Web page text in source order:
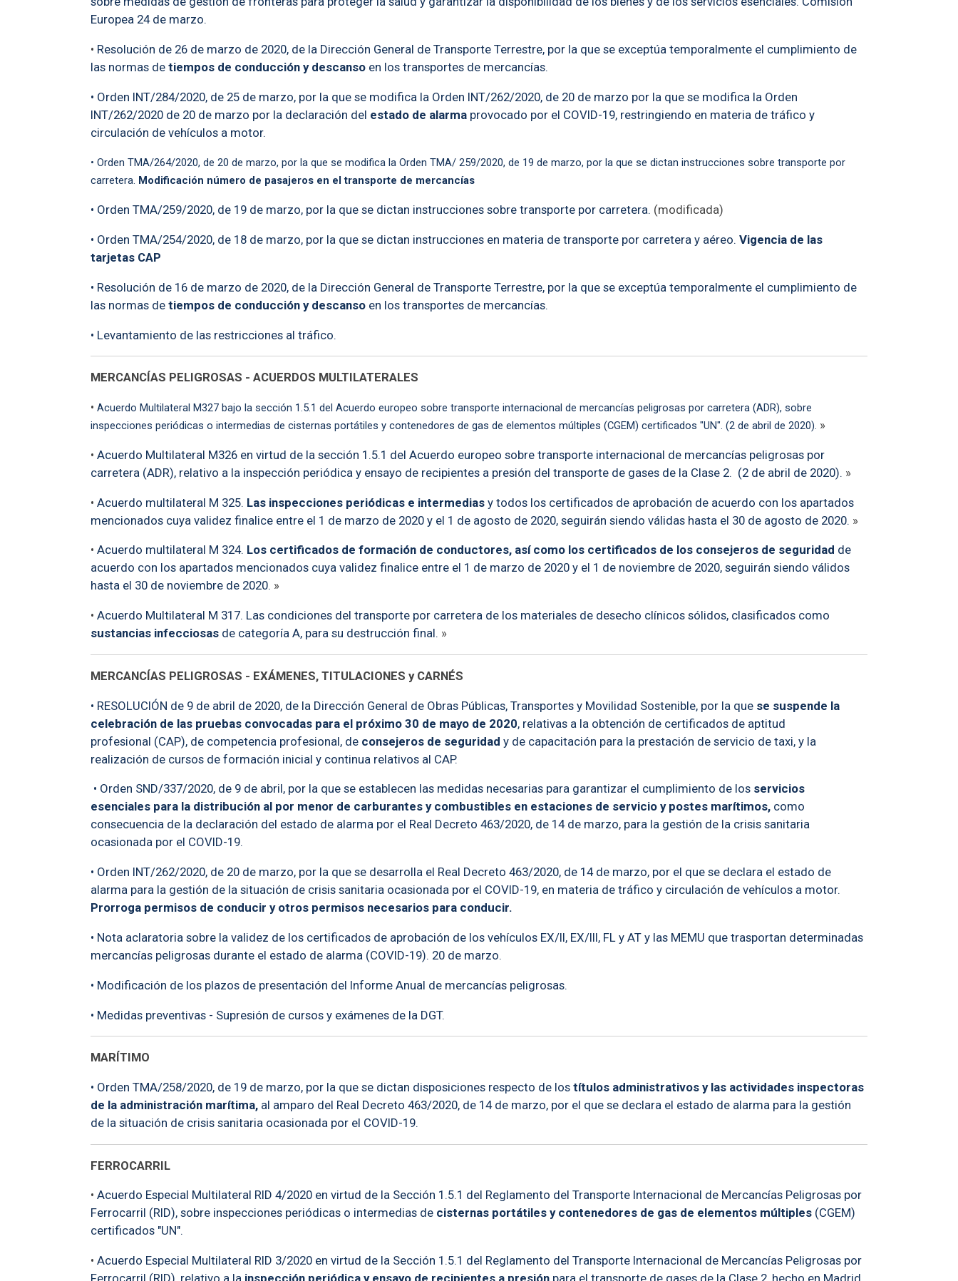
Europea 24 de marzo.
• Resolución de 26 de marzo de 2020, de la Dirección General de Transporte Terrestre, por la que se exceptúa temporalmente el cumplimiento de
las normas detiempos de conducción y descanso en los transportes de mercancías.
• Orden INT/284/2020, de 25 de marzo, por la que se modifica la Orden INT/262/2020, de 20 de marzo por la que se modifica la Orden
INT/262/2020 de 20 de marzo por la declaración del estado de alarma provocado por el COVID-19, restringiendo en materia de tráfico y
circulación de vehículos a motor.
• Orden TMA/264/2020, de 20 de marzo, por la que se modifica la Orden TMA/ 259/2020, de 19 de marzo, por la que se dictan instrucciones sobre transporte por
carretera. Modificación número de pasajeros en el transporte de mercancías
• Orden TMA/259/2020, de 19 de marzo, por la que se dictan instrucciones sobre transporte por carretera. (modificada)
• Orden TMA/254/2020, de 18 de marzo, por la que se dictan instrucciones en materia de transporte por carretera y aéreo.Vigencia de las
tarjetas CAP
• Resolución de 16 de marzo de 2020, de la Dirección General de Transporte Terrestre, por la que se exceptúa temporalmente el cumplimiento de
las normas detiempos de conducción y descanso en los transportes de mercancías.
• Levantamiento de las restricciones al tráfico.
MERCANCÍAS PELIGROSAS - ACUERDOS MULTILATERALES
•Acuerdo Multilateral M327 bajo la sección 1.5.1 del Acuerdo europeo sobre transporte internacional de mercancías peligrosas por carretera (ADR), sobre
inspecciones periódicas o intermedias de cisternas portátiles y contenedores de gas de elementos múltiples (CGEM) certificados "UN". (2 de abril de 2020). »
•Acuerdo Multilateral M326 en virtud de la sección 1.5.1 del Acuerdo europeo sobre transporte internacional de mercancías peligrosas por
carretera (ADR), relativo a la inspección periódica y ensayo de recipientes a presión del transporte de gases de la Clase 2. (2 de abril de 2020). »
•Acuerdo multilateral M 325. Las inspecciones periódicas e intermedias y todos los certificados de aprobación de acuerdo con los apartados
mencionados cuya validez finalice entre el 1 de marzo de 2020 y el 1 de agosto de 2020, seguirán siendo válidas hasta el 30 de agosto de 2020. »
• Acuerdo multilateral M 324. Los certificados de formación de conductores, así como los certificados de los consejeros de seguridad de
acuerdo con los apartados mencionados cuya validez finalice entre el 1 de marzo de 2020 y el 1 de noviembre de 2020, seguirán siendo válidos
hasta el 30 de noviembre de 2020. »
•Acuerdo Multilateral M 317. Las condiciones del transporte por carretera de los materiales de desecho clínicos sólidos, clasificados como
sustancias infecciosas de categoría A, para su destrucción final. »
MERCANCÍAS PELIGROSAS - EXÁMENES, TITULACIONES y CARNÉS
• RESOLUCIÓN de 9 de abril de 2020, de la Dirección General de Obras Públicas, Transportes y Movilidad Sostenible, por la que se suspende la
celebración de las pruebas convocadas para el próximo 30 de mayo de 2020, relativas a la obtención de certificados de aptitud
profesional (CAP), de competencia profesional, de consejeros de seguridady de capacitación para la prestación de servicio de taxi, y la
realización de cursos de formación inicial y continua relativos al CAP.
• Orden SND/337/2020, de 9 de abril, por la que se establecen las medidas necesarias para garantizar el cumplimiento de los servicios
esenciales para la distribución al por menor de carburantes y combustibles en estaciones de servicio y postes marítimos, como
consecuencia de la declaración del estado de alarma por el Real Decreto 463/2020, de 14 de marzo, para la gestión de la crisis sanitaria
ocasionada por el COVID-19.
• Orden INT/262/2020, de 20 de marzo, por la que se desarrolla el Real Decreto 463/2020, de 14 de marzo, por el que se declara el estado de
alarma para la gestión de la situación de crisis sanitaria ocasionada por el COVID-19, en materia de tráfico y circulación de vehículos a motor.
Prorroga permisos de conducir y otros permisos necesarios para conducir.
• Nota aclaratoria sobre la validez de los certificados de aprobación de los vehículos EX/II, EX/III, FL y AT y las MEMU que trasportan determinadas
mercancías peligrosas durante el estado de alarma (COVID-19). 20 de marzo.
• Modificación de los plazos de presentación del Informe Anual de mercancías peligrosas.
• Medidas preventivas - Supresión de cursos y exámenes de la DGT.
MARÍTIMO
• Orden TMA/258/2020, de 19 de marzo, por la que se dictan disposiciones respecto de los títulos administrativos y las actividades inspectoras
de la administración marítima, al amparo del Real Decreto 463/2020, de 14 de marzo, por el que se declara el estado de alarma para la gestión
de la situación de crisis sanitaria ocasionada por el COVID-19.
FERROCARRIL
•Acuerdo Especial Multilateral RID 4/2020 en virtud de la Sección 1.5.1 del Reglamento del Transporte Internacional de Mercancías Peligrosas por
Ferrocarril (RID), sobre inspecciones periódicas o intermedias de cisternas portátiles y contenedores de gas de elementos múltiples (CGEM)
certificados "UN".
•Acuerdo Especial Multilateral RID 3/2020 en virtud de la Sección 1.5.1 del Reglamento del Transporte Internacional de Mercancías Peligrosas por